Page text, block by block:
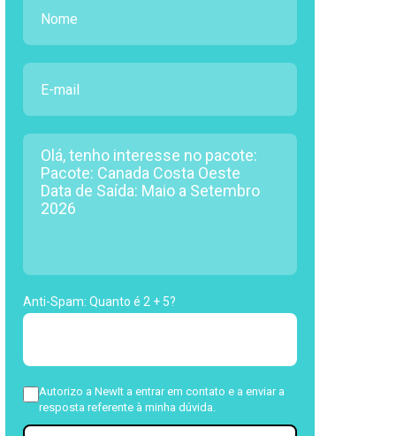
Anti-Spam: Quanto é 2 + 5?
Autorizo a NewIt a entrar em contato e a enviar a
resposta referente à minha dúvida.